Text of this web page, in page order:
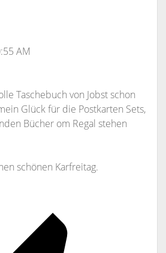
AM
Taschebuch von Jobst schon
Glück für die Postkarten Sets,
Bücher om Regal stehen
schönen Karfreitag.